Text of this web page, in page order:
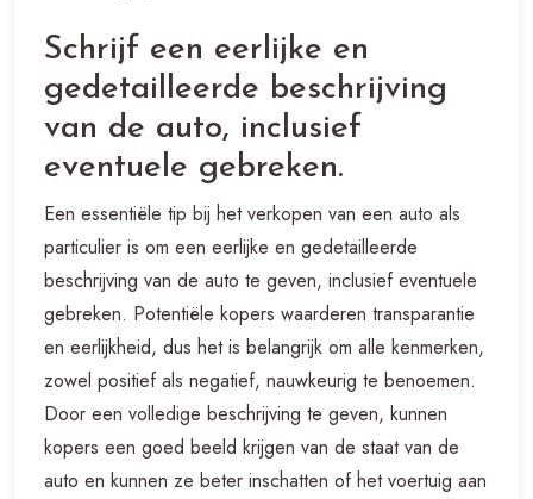
Schrijf een eerlijke en
gedetailleerde beschrijving
van de auto, inclusief
eventuele gebreken.
Een essentiële tip bij het verkopen van een auto als
particulier is om een eerlijke en gedetailleerde
beschrijving van de auto te geven, inclusief eventuele
gebreken. Potentiële kopers waarderen transparantie
en eerlijkheid, dus het is belangrijk om alle kenmerken,
zowel positief als negatief, nauwkeurig te benoemen.
Door een volledige beschrijving te geven, kunnen
kopers een goed beeld krijgen van de staat van de
auto en kunnen ze beter inschatten of het voertuig aan